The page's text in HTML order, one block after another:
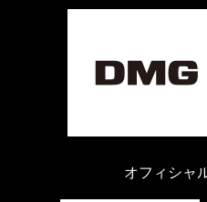
オフィシャ